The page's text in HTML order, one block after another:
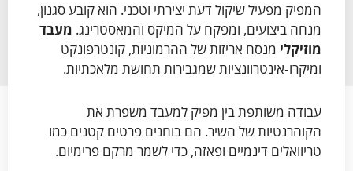
המפיק מפעיל שיקול דעת יצירתי וטכני. הוא קובע סגנון,
מנחה ביצועים, ומפקח על המיקס והמאסטרינג. מעבד
מוזיקלי מנסח אריזות של ההרמוניות, קונטרפונקט
ומיקרו‑אינטרוונציות שמגבירות תחושת מלאכתיות.
עבודה משותפת בין מפיק למעבד משפרת את
הקוהרנטיות של השיר. הם בוחנים פרטים קטנים כמו
טריוואלים דינמיים ופאזה, כדי לשמר מרקם פרימיום.